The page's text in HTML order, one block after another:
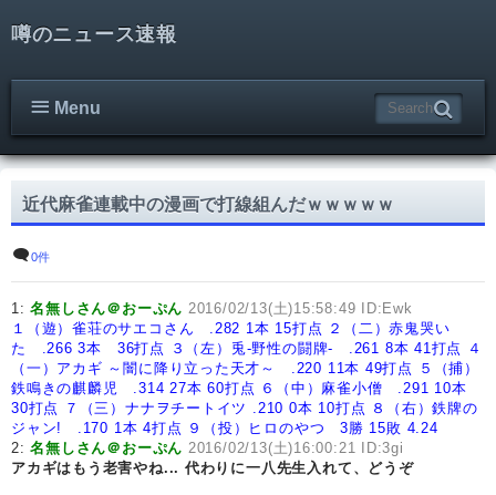
噂のニュース速報
Menu
近代麻雀連載中の漫画で打線組んだｗｗｗｗｗ
0件
1:名無しさん＠おーぷん 2016/02/13(土)15:58:49 ID:Ewk
１（遊）雀荘のサエコさん .282 1本 15打点 ２（二）赤鬼哭い
た .266 3本 36打点
３（左）兎-野性の闘牌- .261 8本 41打点
４
（一）アカギ ～闇に降り立った天才～ .220 11本 49打点
５（捕）
鉄鳴きの麒麟児 .314 27本 60打点 ６（中）麻雀小僧 .291 10本
30打点
７（三）ナナヲチートイツ .210 0本 10打点 ８（右）鉄牌の
ジャン! .170 1本 4打点 ９（投）ヒロのやつ 3勝 15敗 4.24
2:名無しさん＠おーぷん 2016/02/13(土)16:00:21 ID:3gi
アカギはもう老害やね... 代わりに一八先生入れて、どうぞ